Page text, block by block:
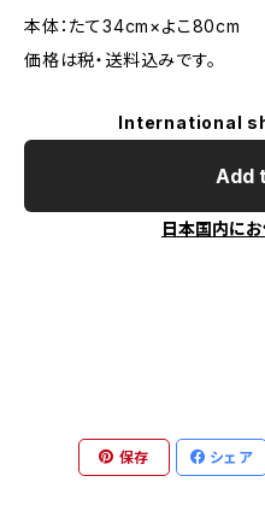
本体：たて34cm×よこ80cm
価格は税・送料込みです。
International
Add
日本国内に
保存 シェア